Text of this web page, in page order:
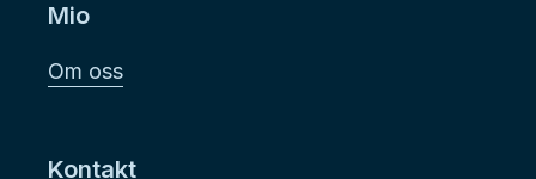
Mio
Om oss
Kontakt